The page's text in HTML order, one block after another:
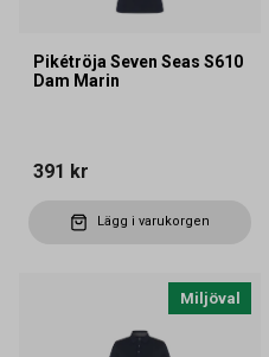
Pikétröja Seven Seas S610
Dam Marin
391 kr
Lägg i varukorgen
Miljöval